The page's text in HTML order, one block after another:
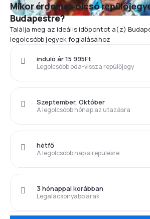
Mikor érdemes olcsó
Budapestre?
Találja meg az ideális időpontot a(z)
legolcsóbb jegyek foglalásához
Legolcsóbb oda-vissza repülőjegy
induló ár 15 995Ft
A legolcsóbb hónap az utazásra
Szeptember, Október
A legolcsóbb nap a repülésre
hétfő
Legalacsonyabb árak
3 hónappal korábban